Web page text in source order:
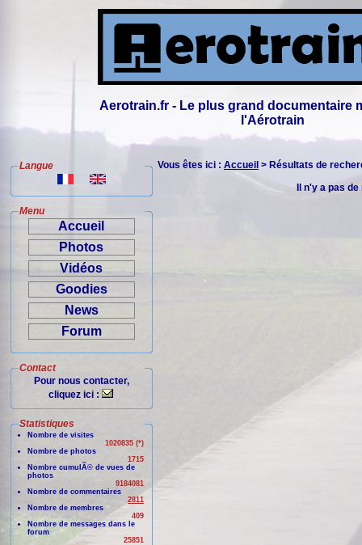
Aerotrain.fr - Le plus grand documentaire
l'Aérotrain
Langue
Menu
Accueil
Photos
Vidéos
Goodies
News
Forum
Contact
Pour nous contacter,
cliquez ici :
Statistiques
Nombre de visites
1020835 (*)
Nombre de photos
1715
Nombre cumulÃ© de vues de
photos
9184081
Nombre de commentaires
2811
Nombre de membres
409
Nombre de messages dans le
forum
25851
Vous êtes ici : Accueil > Résultats de
Il n'y a pas